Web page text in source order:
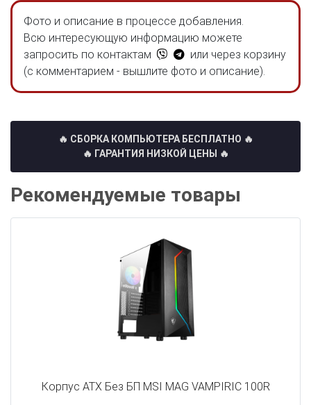
Фото и описание в процессе добавления.
Всю интересующую информацию можете
запросить по контактам
или через корзину
(с комментарием - вышлите фото и описание).
🔥 СБОРКА КОМПЬЮТЕРА БЕСПЛАТНО 🔥
🔥 ГАРАНТИЯ НИЗКОЙ ЦЕНЫ 🔥
Рекомендуемые товары
Корпус ATX Без БП MSI MAG VAMPIRIC 100R